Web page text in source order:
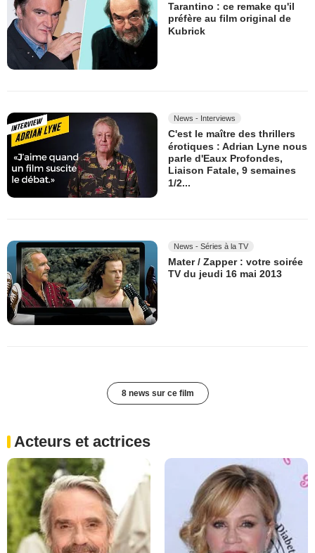
Tarantino : ce remake qu'il
préfère au film original de
Kubrick
News - Interviews
C'est le maître des thrillers
érotiques : Adrian Lyne nous
parle d'Eaux Profondes,
Liaison Fatale, 9 semaines
1/2...
News - Séries à la TV
Mater / Zapper : votre soirée
TV du jeudi 16 mai 2013
8 news sur ce film
Acteurs et actrices